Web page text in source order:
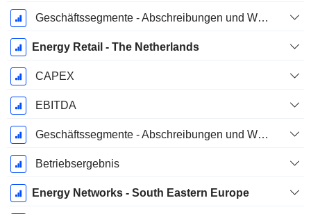
Geschäftssegmente - Abschreibungen und Wertminderungen
Energy Retail - The Netherlands
CAPEX
EBITDA
Geschäftssegmente - Abschreibungen und Wertminderungen
Betriebsergebnis
Energy Networks - South Eastern Europe